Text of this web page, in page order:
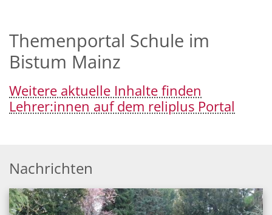
Themenportal Schule im
Bistum Mainz
Weitere aktuelle Inhalte finden
Lehrer:innen auf dem reliplus Portal
Nachrichten